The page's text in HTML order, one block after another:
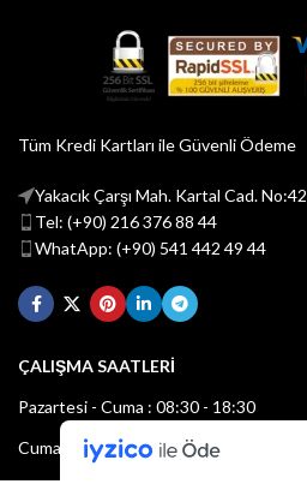
Tüm Kredi Kartları ile Güvenli Ödeme
Yakacık Çarşı Mah. Kartal Cad. No:42
Tel: (+90) 216 376 88 44
WhatApp: (+90) 541 442 49 44
ÇALIŞMA SAATLERİ
Pazartesi - Cuma : 08:30 - 18:30
Cumartesi : 08:30 - 13:00